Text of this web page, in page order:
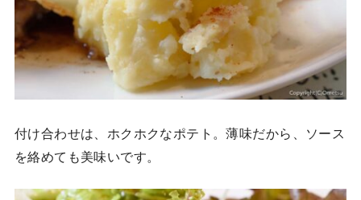
付け合わせは、ホクホクなポテト。薄味だから、ソース
を絡めても美味いです。